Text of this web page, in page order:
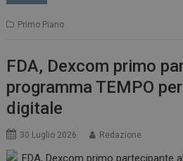
Primo Piano
FDA, Dexcom primo
programma TEMPO
digitale
30 Luglio 2026 Redazione
__Secure-YNID